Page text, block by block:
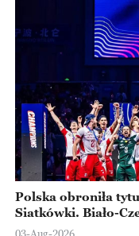
Polska obroniła
Siatkówki. Biało-
Ningbo